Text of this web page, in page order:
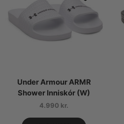
Under Armour ARMR
Shower Inniskór (W)
4.990 kr.